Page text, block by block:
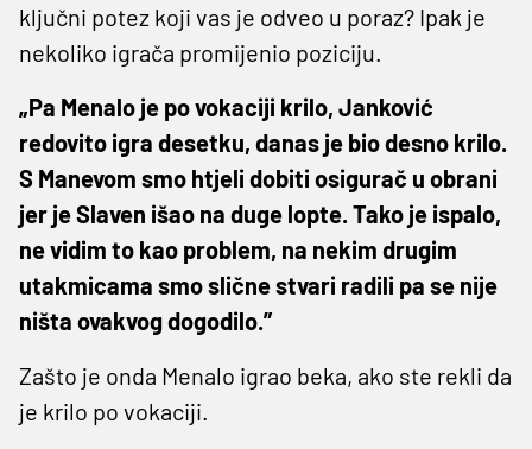
ključni potez koji vas je odveo u poraz? Ipak je
nekoliko igrača promijenio poziciju.
„Pa Menalo je po vokaciji krilo, Janković
redovito igra desetku, danas je bio desno krilo.
S Manevom smo htjeli dobiti osigurač u obrani
jer je Slaven išao na duge lopte. Tako je ispalo,
ne vidim to kao problem, na nekim drugim
utakmicama smo slične stvari radili pa se nije
ništa ovakvog dogodilo.”
Zašto je onda Menalo igrao beka, ako ste rekli da
je krilo po vokaciji.